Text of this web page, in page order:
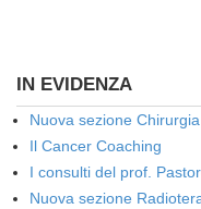
IN EVIDENZA
Nuova sezione
Il Cancer Coaching
I consulti del prof.
Nuova sezione